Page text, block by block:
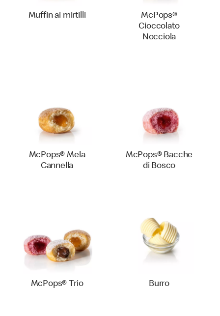
Muffin ai mirtilli
McPops®
Cioccolato
Nocciola
McPops® Mela
Cannella
McPops® Bacche
di Bosco
McPops® Trio Burro